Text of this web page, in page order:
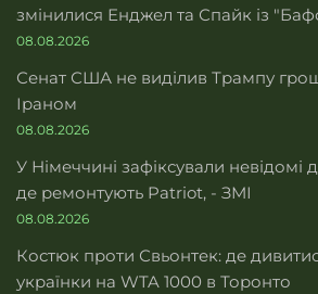
змінилися Енджел та Спайк із
08.08.2026
Сенат США не виділив Трампу
Іраном
08.08.2026
У Німеччині зафіксували
де ремонтують Patriot, - ЗМІ
08.08.2026
Костюк проти Свьонтек: де
українки на WTA 1000 в Торонто